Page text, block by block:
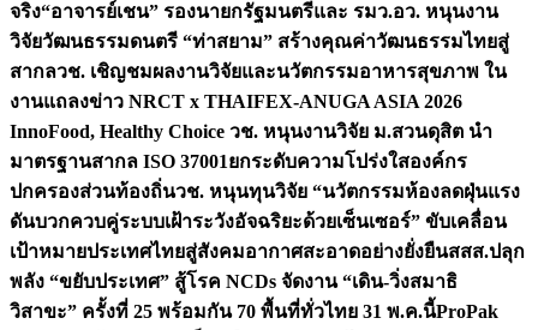
จริง“อาจารย์เชน” รองนายกรัฐมนตรีและ รมว.อว. หนุนงาน
วิจัยวัฒนธรรมดนตรี “ท่าสยาม” สร้างคุณค่าวัฒนธรรมไทยสู่
สากลวช. เชิญชมผลงานวิจัยและนวัตกรรมอาหารสุขภาพ ใน
งานแถลงข่าว NRCT x THAIFEX-ANUGA ASIA 2026
InnoFood, Healthy Choice วช. หนุนงานวิจัย ม.สวนดุสิต นำ
มาตรฐานสากล ISO 37001ยกระดับความโปร่งใสองค์กร
ปกครองส่วนท้องถิ่นวช. หนุนทุนวิจัย “นวัตกรรมห้องลดฝุ่นแรง
ดันบวกควบคู่ระบบเฝ้าระวังอัจฉริยะด้วยเซ็นเซอร์” ขับเคลื่อน
เป้าหมายประเทศไทยสู่สังคมอากาศสะอาดอย่างยั่งยืนสสส.ปลุก
พลัง “ขยับประเทศ” สู้โรค NCDs จัดงาน “เดิน-วิ่งสมาธิ
วิสาขะ” ครั้งที่ 25 พร้อมกัน 70 พื้นที่ทั่วไทย 31 พ.ค.นี้ProPak